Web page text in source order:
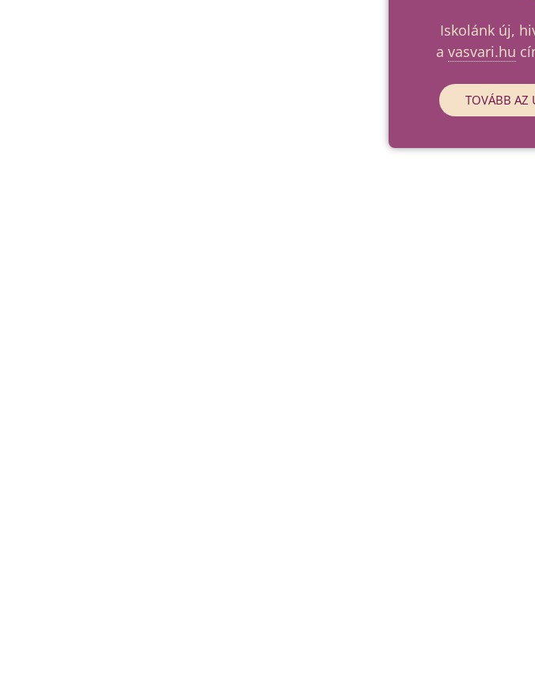
Iskolánk új,
a vasvari.hu
TOVÁBB AZ